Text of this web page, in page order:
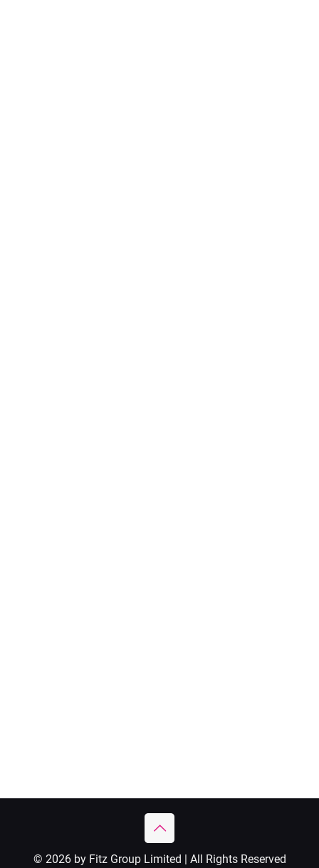
© 2026 by Fitz Group Limited | All Rights Reserved